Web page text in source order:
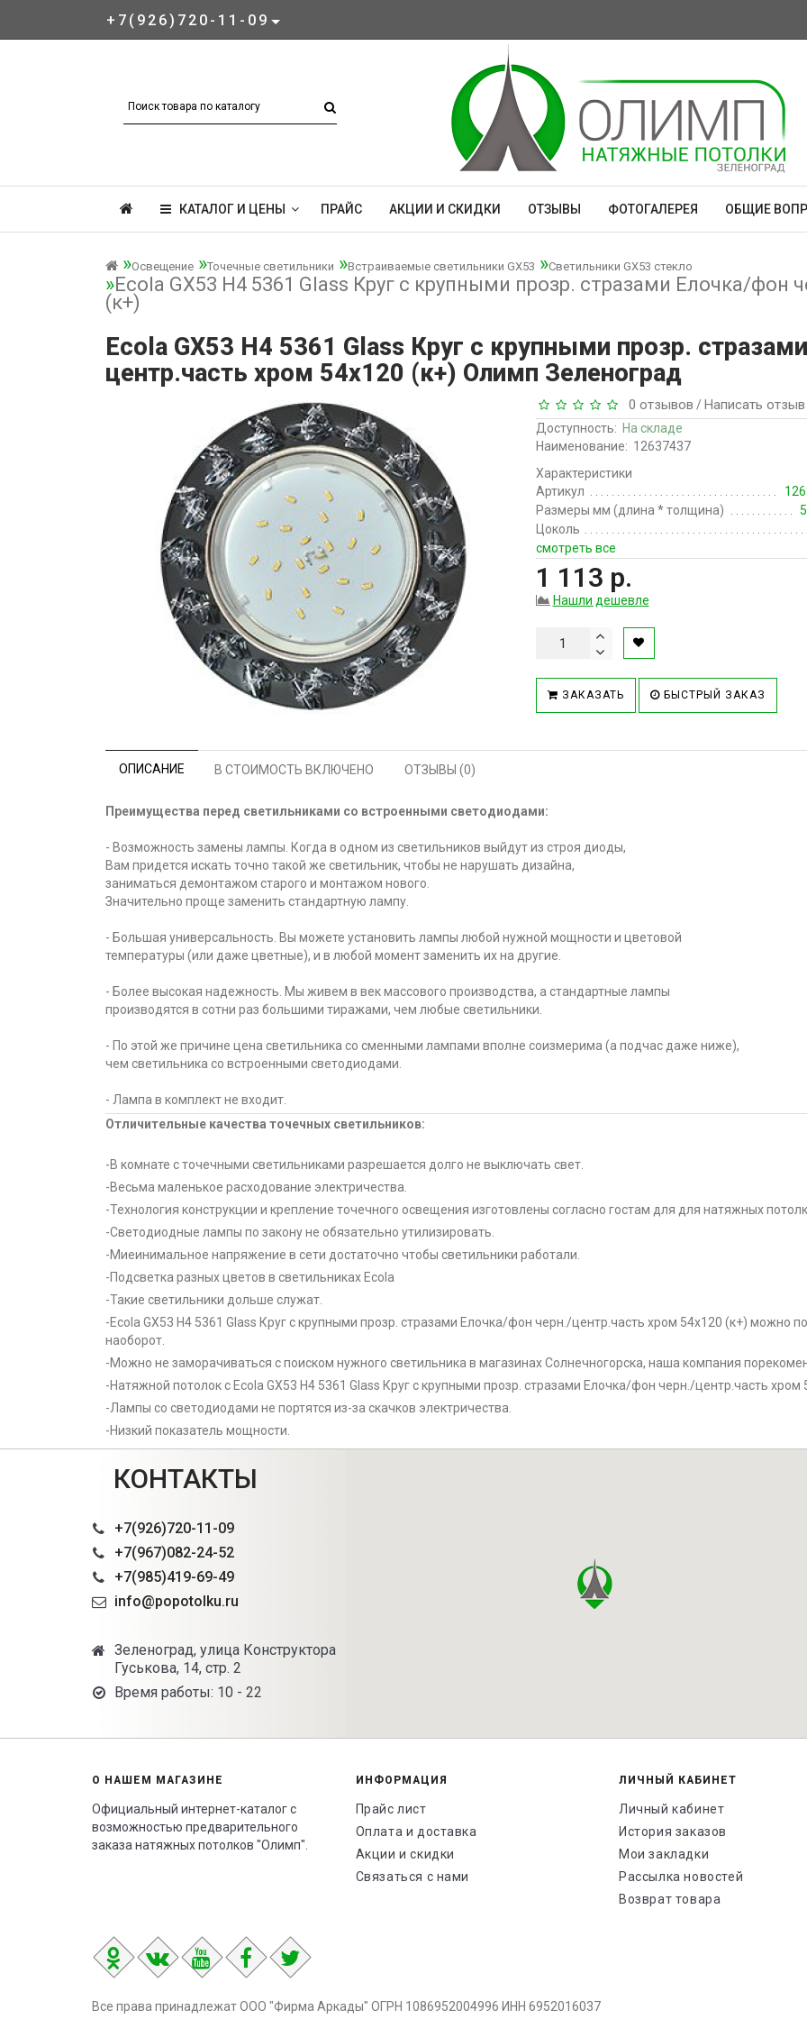
+7(926)720-11-09
КАТАЛОГ И ЦЕНЫ ПРАЙС АКЦИИ И СКИДКИ ОТЗЫВЫ ФОТОГАЛЕРЕЯ ОБЩИЕ
Освещение Точечные светильники Встраиваемые светильники GX53 Светильники GX53 стекло
Ecola GX53 H4 5361 Glass Круг с крупными прозр. стразами Елочка/фон
(к+)
Ecola GX53 H4 5361 Glass Круг с крупными прозр.
центр.часть хром 54x120 (к+) Олимп Зеленоград
0 отзывов / Написать отзыв
Доступность: На складе
Наименование: 12637437
Характеристики
Артикул
Размеры мм (длина * толщина)
Цоколь
смотреть все
1 113 р.
Нашли дешевле
ЗАКАЗАТЬ БЫСТРЫЙ ЗАКАЗ
ОПИСАНИЕ В СТОИМОСТЬ ВКЛЮЧЕНО ОТЗЫВЫ (0)
Преимущества перед светильниками со встроенными светодиодами:
- Возможность замены лампы. Когда в одном из светильников выйдут из строя диоды,
Вам придется искать точно такой же светильник, чтобы не нарушать дизайна,
заниматься демонтажом старого и монтажом нового.
Значительно проще заменить стандартную лампу.
- Большая универсальность. Вы можете установить лампы любой нужной мощности и цветовой
температуры (или даже цветные), и в любой момент заменить их на другие.
- Более высокая надежность. Мы живем в век массового производства, а стандартные лампы
производятся в сотни раз большими тиражами, чем любые светильники.
- По этой же причине цена светильника со сменными лампами вполне соизмерима (а подчас даже ниже),
чем светильника со встроенными светодиодами.
- Лампа в комплект не входит.
Отличительные качества точечных светильников:
-В комнате с точечными светильниками разрешается долго не выключать свет.
-Весьма маленькое расходование электричества.
-Технология конструкции и крепление точечного освещения изготовлены согласно гостам для для натяжных
-Светодиодные лампы по закону не обязательно утилизировать.
-Миеинимальное напряжение в сети достаточно чтобы светильники работали.
-Подсветка разных цветов в светильниках Ecola
-Такие светильники дольше служат.
-Ecola GX53 H4 5361 Glass Круг с крупными прозр. стразами Елочка/фон черн./центр.часть хром 54x120 (к+) можно
наоборот.
-Можно не заморачиваться с поиском нужного светильника в магазинах Солнечногорска, наша компания
-Натяжной потолок с Ecola GX53 H4 5361 Glass Круг с крупными прозр. стразами Елочка/фон черн./центр.часть хром
-Лампы со светодиодами не портятся из-за скачков электричества.
-Низкий показатель мощности.
КОНТАКТЫ
+7(926)720-11-09
+7(967)082-24-52
+7(985)419-69-49
info@popotolku.ru
Зеленоград, улица Конструктора
Гуськова, 14, стр. 2
Время работы: 10 - 22
О НАШЕМ МАГАЗИНЕ
Официальный интернет-каталог с
возможностью предварительного
заказа натяжных потолков "Олимп".
ИНФОРМАЦИЯ
Прайс лист
Оплата и доставка
Акции и скидки
Связаться с нами
ЛИЧНЫЙ КАБИНЕТ
Личный кабинет
История заказов
Мои закладки
Рассылка новостей
Возврат товара
Все права принадлежат ООО "Фирма Аркады" ОГРН 1086952004996 ИНН 6952016037